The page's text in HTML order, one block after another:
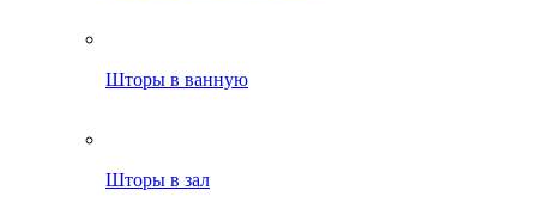
Шторы в ванную
Шторы в зал